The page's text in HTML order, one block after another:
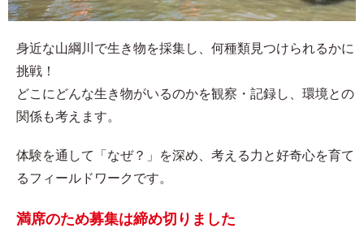
身近な山綱川で生き物を採集し、何種類見つけられるかに
挑戦！
どこにどんな生き物がいるのかを観察・記録し、環境との
関係も考えます。
体験を通して「なぜ？」を深め、考える力と好奇心を育て
るフィールドワークです。
満席のため募集は締め切りました